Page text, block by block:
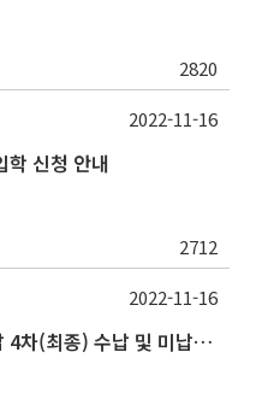
2820
학 신청 안내
2712
2022-11-16
2022학년도 2학기 등록금 분납 4차(최종) 수납 및 미납자 제적 예정 안내
2022-11-16